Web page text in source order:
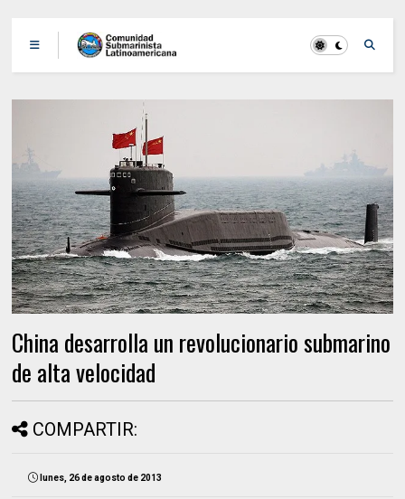
China desarrolla un revolucionario submarino
de alta velocidad
COMPARTIR:
lunes, 26 de agosto de 2013